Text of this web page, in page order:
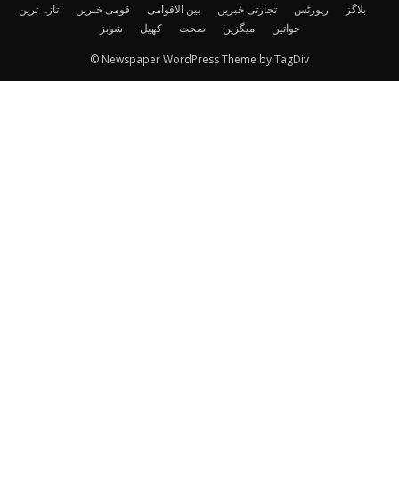
تازہ ترین قومی خبریں بین الاقوامی تجارتی خبریں رپورٹس
بلاگز
شوبز
کھیل صحت میگزین خواتین
© Newspaper WordPress Theme by TagDiv